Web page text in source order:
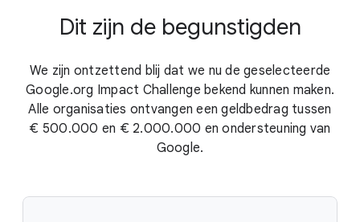
Dit zijn de begunstigden
We zijn ontzettend blij dat we nu de geselecteerde
Google.org Impact Challenge bekend kunnen maken.
Alle organisaties ontvangen een geldbedrag tussen
€ 500.000 en € 2.000.000 en ondersteuning van
Google.